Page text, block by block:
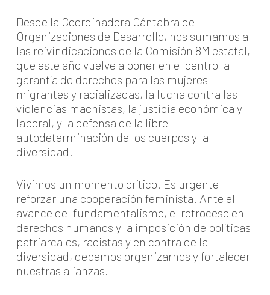
Desde la Coordinadora Cántabra de
Organizaciones de Desarrollo, nos sumamos a
las reivindicaciones de la Comisión 8M estatal,
que este año vuelve a poner en el centro la
garantía de derechos para las mujeres
migrantes y racializadas, la lucha contra las
violencias machistas, la justicia económica y
laboral, y la defensa de la libre
autodeterminación de los cuerpos y la
diversidad.
Vivimos un momento crítico. Es urgente
reforzar una cooperación feminista. Ante el
avance del fundamentalismo, el retroceso en
derechos humanos y la imposición de políticas
patriarcales, racistas y en contra de la
diversidad, debemos organizarnos y fortalecer
nuestras alianzas.